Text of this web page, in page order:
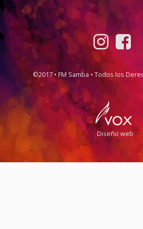
©2017 • FM Samba • Todos los
Diseño web